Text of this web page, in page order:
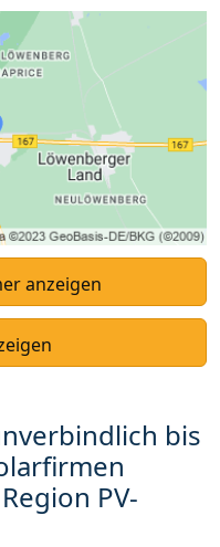
anzeigen
bis
PV-